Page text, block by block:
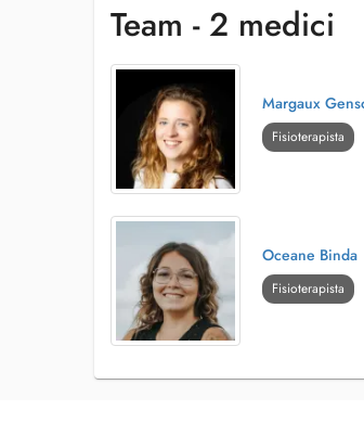
Team - 2 medici
Margaux
Fisioterapista
Oceane Binda
Fisioterapista